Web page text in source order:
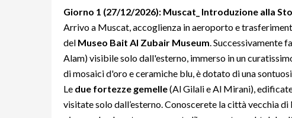
Giorno 1 (27/12/2026): Muscat_ Introduzione alla
Arrivo a Muscat, accoglienza in aeroporto e
del Museo Bait Al Zubair Museum. Successivamente
Alam) visibile solo dall'esterno, immerso in un
di mosaici d'oro e ceramiche blu, è dotato di una
Le due fortezze gemelle(Al Gilali e Al Mirani),
visitate solo dall’esterno. Conoscerete la città vecchia